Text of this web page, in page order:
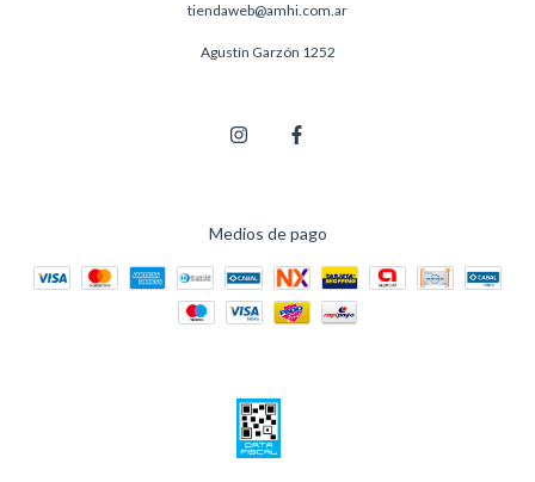
tiendaweb@amhi.com.ar
Agustín Garzón 1252
Medios de pago